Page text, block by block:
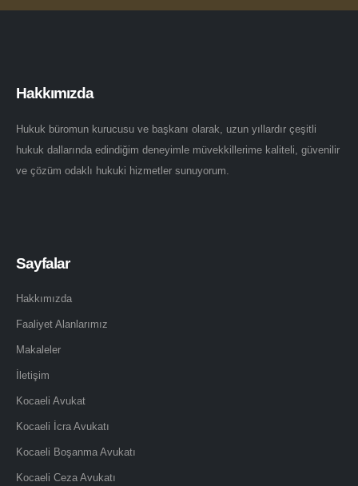
Hakkımızda
Hukuk büromun kurucusu ve başkanı olarak, uzun yıllardır çeşitli
hukuk dallarında edindiğim deneyimle müvekkillerime kaliteli, güvenilir
ve çözüm odaklı hukuki hizmetler sunuyorum.
Sayfalar
Hakkımızda
Faaliyet Alanlarımız
Makaleler
İletişim
Kocaeli Avukat
Kocaeli İcra Avukatı
Kocaeli Boşanma Avukatı
Kocaeli Ceza Avukatı